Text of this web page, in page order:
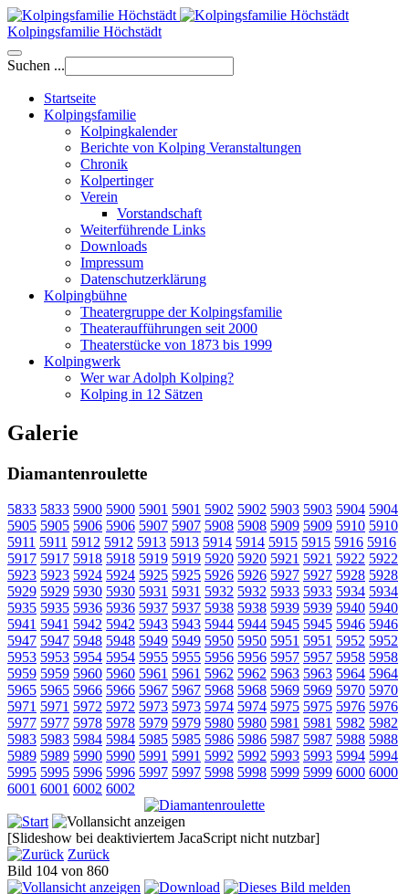
Kolpingsfamilie Höchstädt
Suchen ...
Startseite
Kolpingsfamilie
Kolpingkalender
Berichte von Kolping Veranstaltungen
Chronik
Kolpertinger
Verein
Vorstandschaft
Weiterführende Links
Downloads
Impressum
Datenschutzerklärung
Kolpingbühne
Theatergruppe der Kolpingsfamilie
Theateraufführungen seit 2000
Theaterstücke von 1873 bis 1999
Kolpingwerk
Wer war Adolph Kolping?
Kolping in 12 Sätzen
Galerie
Diamantenroulette
5833 5833 5900 5900 5901 5901 5902 5902 5903 5903 5904 5904
5905 5905 5906 5906 5907 5907 5908 5908 5909 5909 5910 5910
5911 5911 5912 5912 5913 5913 5914 5914 5915 5915 5916 5916
5917 5917 5918 5918 5919 5919 5920 5920 5921 5921 5922 5922
5923 5923 5924 5924 5925 5925 5926 5926 5927 5927 5928 5928
5929 5929 5930 5930 5931 5931 5932 5932 5933 5933 5934 5934
5935 5935 5936 5936 5937 5937 5938 5938 5939 5939 5940 5940
5941 5941 5942 5942 5943 5943 5944 5944 5945 5945 5946 5946
5947 5947 5948 5948 5949 5949 5950 5950 5951 5951 5952 5952
5953 5953 5954 5954 5955 5955 5956 5956 5957 5957 5958 5958
5959 5959 5960 5960 5961 5961 5962 5962 5963 5963 5964 5964
5965 5965 5966 5966 5967 5967 5968 5968 5969 5969 5970 5970
5971 5971 5972 5972 5973 5973 5974 5974 5975 5975 5976 5976
5977 5977 5978 5978 5979 5979 5980 5980 5981 5981 5982 5982
5983 5983 5984 5984 5985 5985 5986 5986 5987 5987 5988 5988
5989 5989 5990 5990 5991 5991 5992 5992 5993 5993 5994 5994
5995 5995 5996 5996 5997 5997 5998 5998 5999 5999 6000 6000
6001 6001 6002 6002
[Slideshow bei deaktiviertem JacaScript nicht nutzbar]
Zurück
Bild 104 von 860